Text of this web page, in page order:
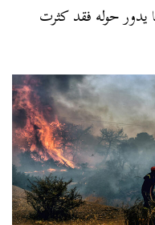
يدور حوله فقد كثرت